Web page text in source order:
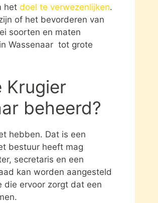
het doel te verwezenlijken.
of het bevorderen van
soorten en maten
Wassenaar tot grote
Krugier
beheerd?
hebben. Dat is een
bestuur heeft mag
secretaris en een
kan worden aangesteld
die ervoor zorgt dat een